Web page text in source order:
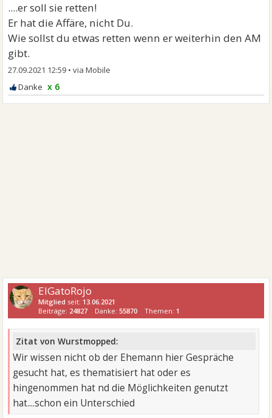
....er soll sie retten!
Er hat die Affäre, nicht Du.
Wie sollst du etwas retten wenn er weiterhin den AM
gibt.
27.09.2021 12:59 •
x 6
ElGatoRojo
Mitglied seit: 13.06.2021
Beiträge: 24827 Danke:55870 Themen: 1
Zitat von Wurstmopped:
Wir wissen nicht ob der Ehemann hier Gespräche
gesucht hat, es thematisiert hat oder es
hingenommen hat nd die Möglichkeiten genutzt
hat....schon ein Unterschied